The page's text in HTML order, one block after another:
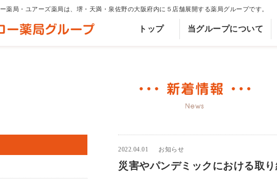
薬局・ユアーズ薬局は、堺・天満・泉佐野の大阪府内に５店舗展開する薬局グループです。
トップ 当グループについて
2022.04.01 お知らせ
災害やパンデミックにおける取